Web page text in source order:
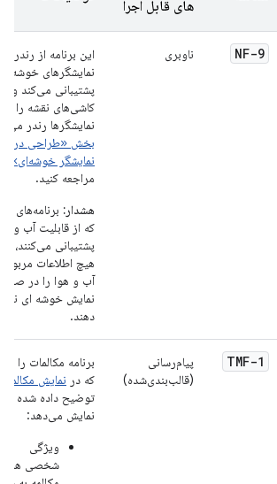
های قابل اجرا
NF-9 ناوبری
این برنامه از
نمایشگرهای خوشه‌ای
پشتیبانی می‌کند و
کاشی‌های نقشه را
نمایشگرها رندر
بخش «طراحی در
نمایشگر خوشه‌ای»
مراجعه کنید.
هشدار: برنامه‌های
که از قابلیت آب و
پشتیبانی می‌کنند،
هیچ اطلاعات مربوط
آب و هوا را در
نمایش خوشه ای
دهند.
TMF-1
پیام‌رسانی
(قالب‌بندی‌شده)
برنامه مکالمات را
که در نمایش مکالمات
توضیح داده شده
نمایش می‌دهد:
ویژگی
شخصی هر